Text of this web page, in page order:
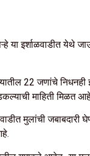
या इर्शाळवाडीत येथे
22 जणांचे
माहिती मिळत
मुलांची